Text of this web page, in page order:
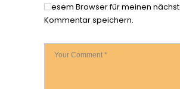
diesem Browser für meinen
Kommentar speichern.